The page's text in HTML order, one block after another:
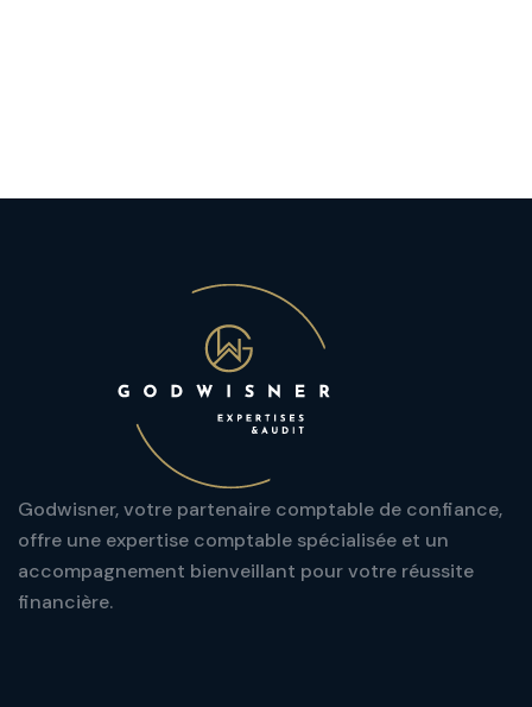
Godwisner, votre partenaire comptable de confiance,
offre une expertise comptable spécialisée et un
accompagnement bienveillant pour votre réussite
financière.